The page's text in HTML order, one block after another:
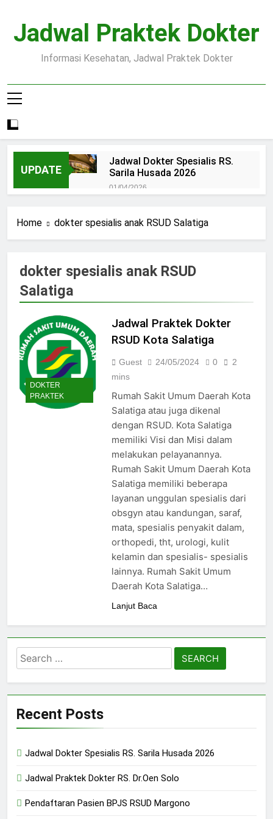
content
Jadwal Praktek Dokter
Informasi Kesehatan, Jadwal Praktek Dokter
UPDATE
Jadwal Dokter Spesialis RS.
Sarila Husada 2026
01/04/2026
15/07/2025
Pendaftaran Pasien BPJS
15/07/2025
Jadwal Praktek Dokter RS
Maguan Husada Wonogiri
Daftar online rs sarila
husada sragen
Jadwal Dokter RS. Puri Asih
Salatiga 2025
15/07/2025
Jadwal Dokter RS Mulia
Hati Wonogiri
15/07/2025
Pendaftaran Pasien BPJS
RSUD Bung Karno
24/05/2024
Pendaftaran Pasien BPJS
RSUD Banyumas
24/05/2024
Home dokter spesialis anak RSUD Salatiga
dokter spesialis anak RSUD
Salatiga
DOKTER
PRAKTEK
Jadwal Praktek Dokter
RSUD Kota Salatiga
Guest 24/05/2024 0
2
mins
Rumah Sakit Umum Daerah Kota
Salatiga atau juga dikenal
dengan RSUD. Kota Salatiga
memiliki Visi dan Misi dalam
melakukan pelayanannya.
Rumah Sakit Umum Daerah Kota
Salatiga memiliki beberapa
layanan unggulan spesialis dari
obsgyn atau kandungan, saraf,
mata, spesialis penyakit dalam,
orthopedi, tht, urologi, kulit
kelamin dan spesialis- spesialis
lainnya. Rumah Sakit Umum
Daerah Kota Salatiga…
Lanjut Baca
Search
for:
Recent Posts
Jadwal Dokter Spesialis RS. Sarila Husada 2026
Jadwal Praktek Dokter RS. Dr.Oen Solo
Pendaftaran Pasien BPJS RSUD Margono